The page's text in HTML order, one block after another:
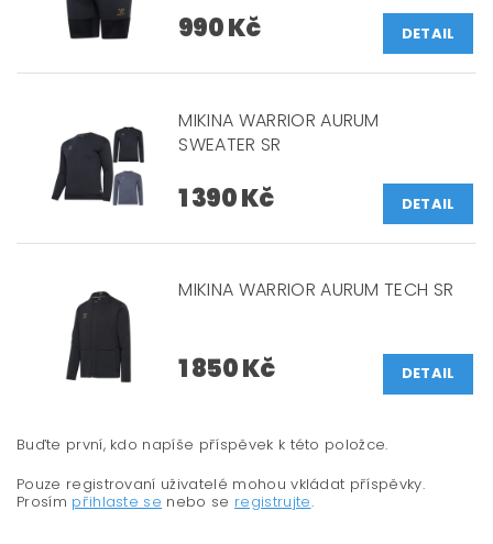
990 Kč DETAIL
MIKINA WARRIOR AURUM
SWEATER SR
1 390 Kč DETAIL
MIKINA WARRIOR AURUM TECH SR
1 850 Kč DETAIL
Buďte první, kdo napíše příspěvek k této položce.
Pouze registrovaní uživatelé mohou vkládat příspěvky.
Prosím přihlaste se nebo se registrujte.